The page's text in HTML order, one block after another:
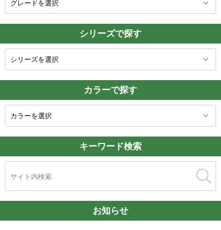
シリーズで探す
カラーで探す
キーワード検索
索:
お知らせ